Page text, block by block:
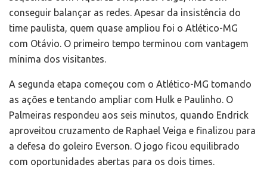
conseguir balançar as redes. Apesar da insistência do
time paulista, quem quase ampliou foi o Atlético-MG
com Otávio. O primeiro tempo terminou com vantagem
mínima dos visitantes.
A segunda etapa começou com o Atlético-MG tomando
as ações e tentando ampliar com Hulk e Paulinho. O
Palmeiras respondeu aos seis minutos, quando Endrick
aproveitou cruzamento de Raphael Veiga e finalizou para
a defesa do goleiro Everson. O jogo ficou equilibrado
com oportunidades abertas para os dois times.